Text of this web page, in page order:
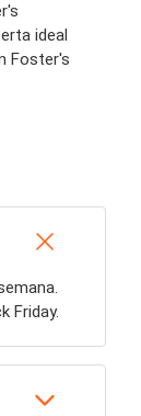
ideal
Foster's
Friday.